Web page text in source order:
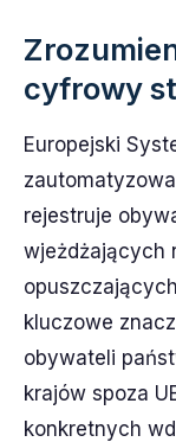
cyfrowy
Europejski
rejestruje
wjeżdżających
kluczowe
obywateli
krajów spoza
konkretnych